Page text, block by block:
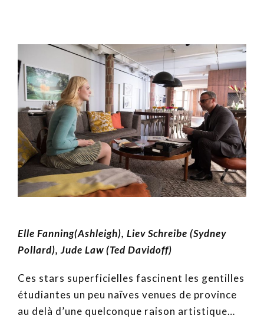
Elle Fanning(Ashleigh), Liev Schreibe (Sydney
Pollard), Jude Law (Ted Davidoff)
Ces stars superficielles fascinent les gentilles
étudiantes un peu naïves venues de province
au delà d’une quelconque raison artistique…